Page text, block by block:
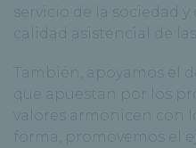
servicio de la sociedad
calidad asistencial de las
También, apoyamos el
que apuestan por los
valores armonicen con
forma, promovemos el